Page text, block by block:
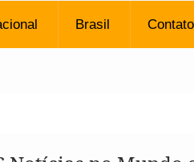
Brasil Contato